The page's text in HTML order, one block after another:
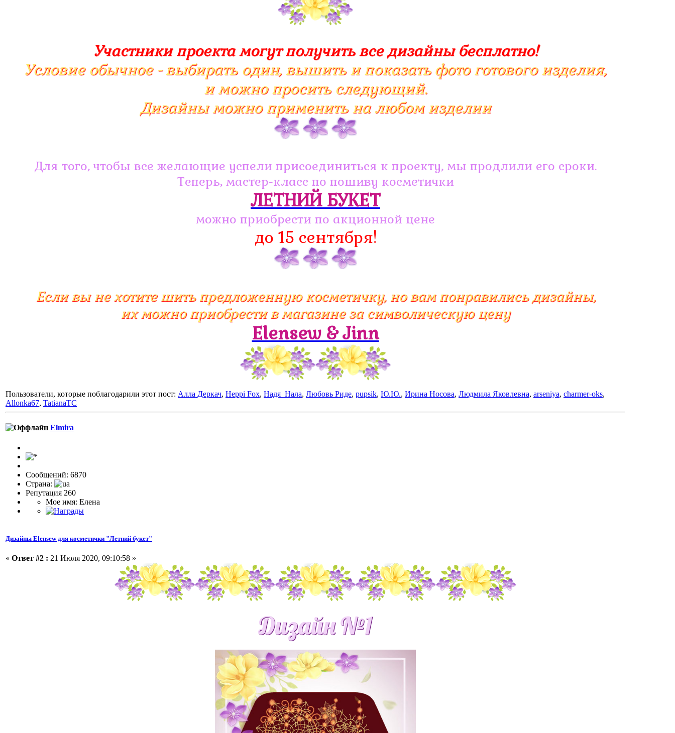
Участники проекта могут получить все дизайны бесплатно!
Условие обычное - выбирать один, вышить и показать фото готового изделия,
и можно просить следующий.
Дизайны можно применить на любом изделии
Для того, чтобы все желающие успели присоединиться к проекту, мы продлили его сроки.
Теперь, мастер-класс по пошиву косметички
ЛЕТНИЙ БУКЕТ
можно приобрести по акционной цене
до 15 сентября!
Если вы не хотите шить предложенную косметичку, но вам понравились дизайны,
их можно приобрести в магазине за символическую цену
Elensew & Jinn
Пользователи, которые поблагодарили этот пост: Алла Деркач, Heppi Fox, Надя_Нала, Любовь Риде, pupsik, Ю.Ю., Ирина Носова, Людмила Яковлевна, arseniya, charmer-oks,
Allonka67, TatianaTC
Elmira
Сообщений: 6870
Страна:
Репутация 260
Мое имя: Елена
Дизайны Elensew для косметички "Летний букет"
« Ответ #2 : 21 Июля 2020, 09:10:58 »
Дизайн №1